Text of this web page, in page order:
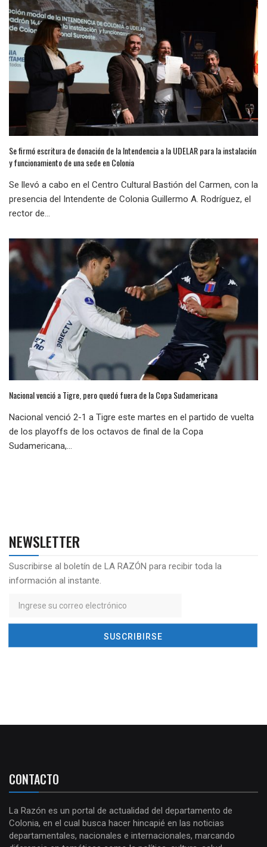
Se firmó escritura de donación de la Intendencia a la UDELAR para la instalación
y funcionamiento de una sede en Colonia
Se llevó a cabo en el Centro Cultural Bastión del Carmen, con la
presencia del Intendente de Colonia Guillermo A. Rodríguez, el
rector de...
Nacional venció a Tigre, pero quedó fuera de la Copa Sudamericana
Nacional venció 2-1 a Tigre este martes en el partido de vuelta
de los playoffs de los octavos de final de la Copa
Sudamericana,...
NEWSLETTER
Suscribirse al boletín de LA RAZÓN para recibir toda la
información al instante.
CONTACTO
La Razón es un portal de actualidad del departamento de
Colonia, en el cual busca hacer hincapié en las noticias
departamentales, nacionales e internacionales, marcando